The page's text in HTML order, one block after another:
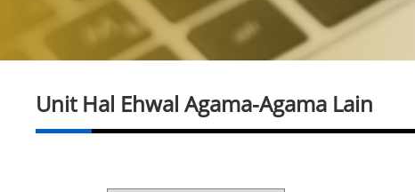
Unit Hal Ehwal Agama-Agama Lain